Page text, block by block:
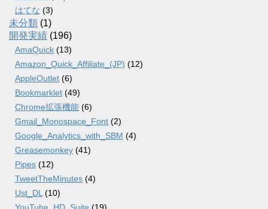
はてな (3)
未分類 (1)
開発実績 (196)
AmaQuick (13)
Amazon_Quick_Affiliate_(JP) (12)
AppleOutlet (6)
Bookmarklet (49)
Chrome拡張機能 (6)
Gmail_Monospace_Font (2)
Google_Analytics_with_SBM (4)
Greasemonkey (41)
Pipes (12)
TweetTheMinutes (4)
Ust_DL (10)